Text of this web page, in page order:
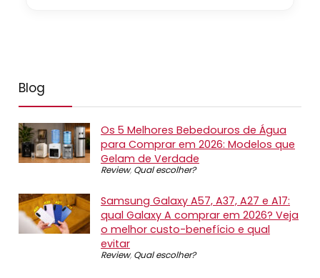
Blog
Os 5 Melhores Bebedouros de Água
para Comprar em 2026: Modelos que
Gelam de Verdade
Review, Qual escolher?
Samsung Galaxy A57, A37, A27 e A17:
qual Galaxy A comprar em 2026? Veja
o melhor custo-benefício e qual
evitar
Review, Qual escolher?